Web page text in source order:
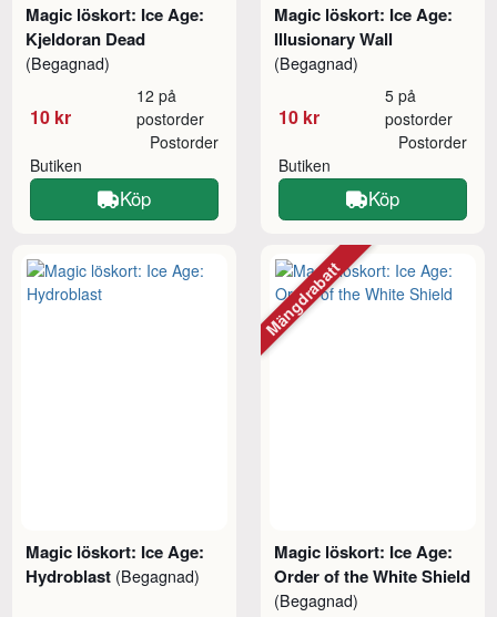
Magic löskort: Ice Age:
Kjeldoran Dead
(Begagnad)
10 kr
12 på
postorder
Butiken
Postorder
Köp
Magic löskort: Ice Age:
Illusionary Wall
(Begagnad)
10 kr
5 på
postorder
Butiken
Postorder
Köp
Magic löskort: Ice Age:
Hydroblast (Begagnad)
Magic löskort: Ice Age:
Order of the White Shield
(Begagnad)
Mängdrabatt